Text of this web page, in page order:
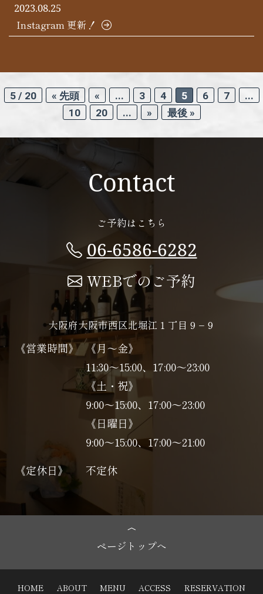
2023.08.25
Instagram 更新！
5 / 20 « 先頭 « ... 3 4 5 6 7
...
10
20 ... » 最後 »
Contact
ご予約はこちら
06-6586-6282
WEBでのご予約
大阪府大阪市西区北堀江１丁目９−９
《営業時間》 《月～金》
11:30～15:00、17:00～23:00
《土・祝》
9:00～15:00、17:00〜23:00
《日曜日》
9:00～15:00、17:00〜21:00
《定休日》
不定休
ページトップへ
HOME ABOUT MENU ACCESS RESERVATION